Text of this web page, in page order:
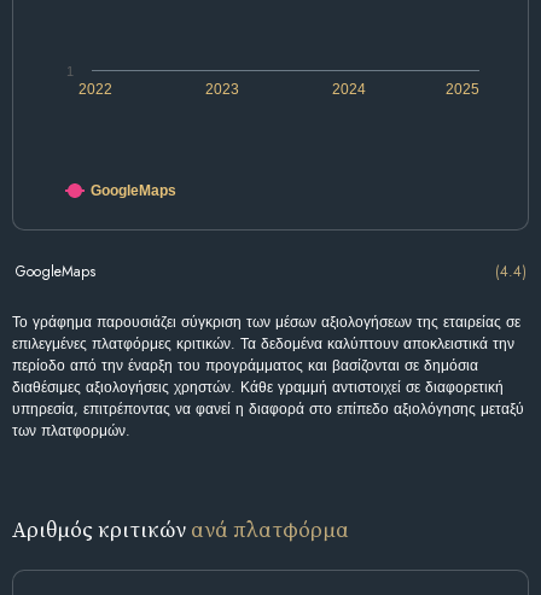
2022 2024
2023 2025
1
GoogleMaps
GoogleMaps (4.4)
Το γράφημα παρουσιάζει σύγκριση των μέσων αξιολογήσεων της εταιρείας σε
επιλεγμένες πλατφόρμες κριτικών. Τα δεδομένα καλύπτουν αποκλειστικά την
περίοδο από την έναρξη του προγράμματος και βασίζονται σε δημόσια
διαθέσιμες αξιολογήσεις χρηστών. Κάθε γραμμή αντιστοιχεί σε διαφορετική
υπηρεσία, επιτρέποντας να φανεί η διαφορά στο επίπεδο αξιολόγησης μεταξύ
των πλατφορμών.
Αριθμός κριτικών ανά πλατφόρμα